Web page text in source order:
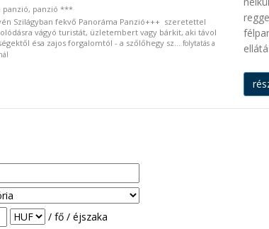
: panzió, panzió ***
Szilágyban fekvő Panoráma Panzió+++ szeretettel
vágyó turistát, üzletembert vagy bárkit, aki távol
ésa zajos forgalomtól - a szőlőhegy sz... folytatás a
/ fő / éjszaka